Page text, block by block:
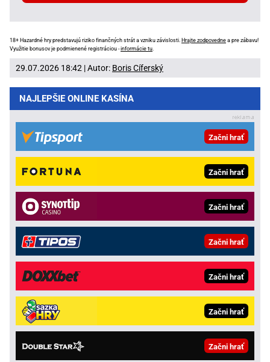
18+ Hazardné hry predstavujú riziko finančných strát a vzniku závislosti. Hrajte zodpovedne a pre zábavu!
Využitie bonusov je podmienené registráciou -informácie tu
29.07.2026 18:42 | Autor: Boris Cíferský
NAJLEPŠIE ONLINE KASÍNA
Začni hrať
Začni hrať
Začni hrať
Začni hrať
Začni hrať
Začni hrať
Začni hrať